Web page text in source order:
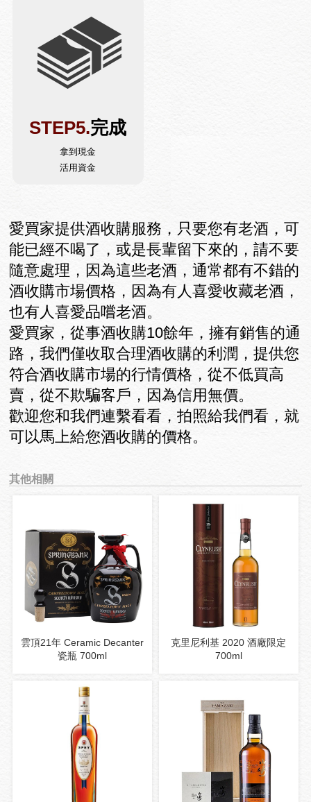
STEP5.完成
拿到現金
活用資金
愛買家提供酒收購服務，只要您有老酒，可
能已經不喝了，或是長輩留下來的，請不要
隨意處理，因為這些老酒，通常都有不錯的
酒收購市場價格，因為有人喜愛收藏老酒，
也有人喜愛品嚐老酒。
愛買家，從事酒收購10餘年，擁有銷售的通
路，我們僅收取合理酒收購的利潤，提供您
符合酒收購市場的行情價格，從不低買高
賣，從不欺騙客戶，因為信用無價。
歡迎您和我們連繫看看，拍照給我們看，就
可以馬上給您酒收購的價格。
其他相關
雲頂21年 Ceramic Decanter
瓷瓶 700ml
克里尼利基 2020 酒廠限定
700ml